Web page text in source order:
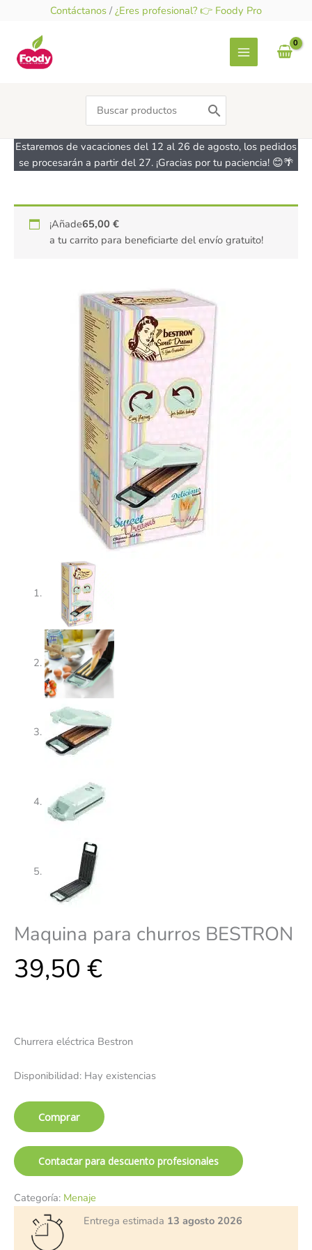
contenido
Contáctanos / ¿Eres profesional? 👉 Foody Pro
Search
for:
Estaremos de vacaciones del 12 al 26 de agosto, los pedidos
se procesarán a partir del 27. ¡Gracias por tu paciencia! 😊🌴
¡Añade65,00€
a tu carrito para beneficiarte del envío gratuito!
Maquina para churros BESTRON
39,50 €
Churrera eléctrica Bestron
Disponibilidad: Hay existencias
Maquina
para
Comprar
Contactar para descuento profesionales
Categoría: Menaje
Entrega estimada 13 agosto 2026